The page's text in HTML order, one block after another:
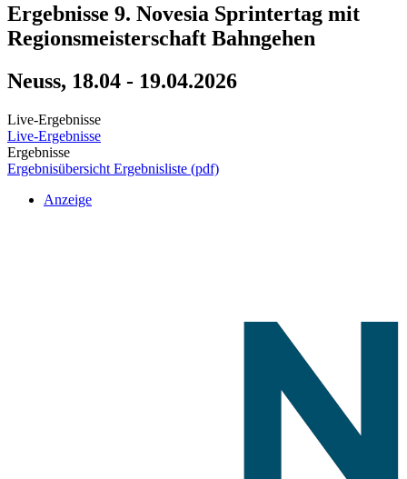
Ergebnisse 9. Novesia Sprintertag mit
Regionsmeisterschaft Bahngehen
Neuss, 18.04 - 19.04.2026
Live-Ergebnisse
Live-Ergebnisse
Ergebnisse
Ergebnisübersicht Ergebnisliste (pdf)
Anzeige